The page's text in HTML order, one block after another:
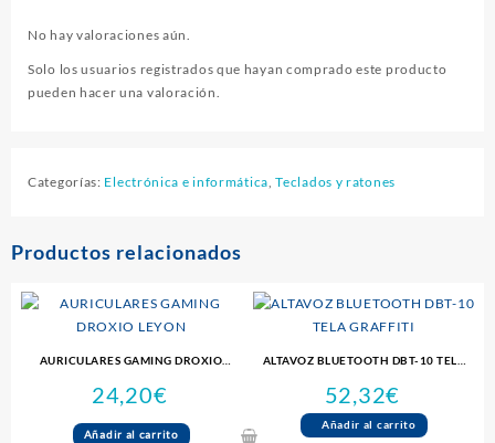
No hay valoraciones aún.
Solo los usuarios registrados que hayan comprado este producto
pueden hacer una valoración.
Categorías: Electrónica e informática ,Teclados y ratones
Productos relacionados
AURICULARES GAMING DROXIO
24,20€
Añadir al carrito
ALTAVOZ BLUETOOTH DBT-10 TELA
52,32€
Añadir al carrito